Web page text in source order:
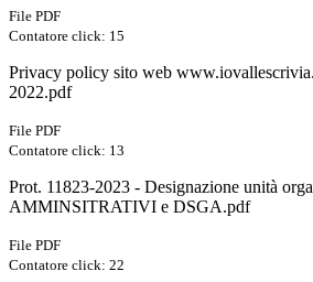
File PDF
Contatore click: 15
Privacy policy sito web
2022.pdf
File PDF
Contatore click: 13
Prot. 11823-2023 - Designazione unità
AMMINSITRATIVI e DSGA.pdf
File PDF
Contatore click: 22